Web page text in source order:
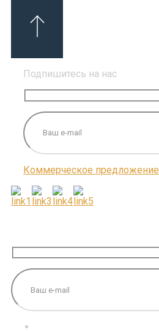
Подпишитесь на нас
Коммерческое предложение